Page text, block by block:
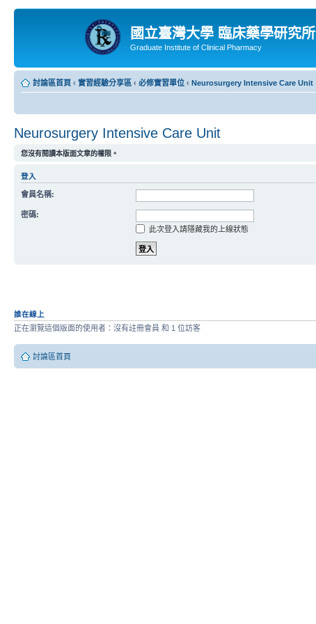
國立臺灣大學 臨床藥學研究所
Graduate Institute of Clinical Pharmacy
討論區首頁 ‹ 實習經驗分享區 ‹ 必修實習單位 ‹ Neurosurgery Intensive Care Unit
Neurosurgery Intensive Care Unit
您沒有閱讀本版面文章的權限。
登入
會員名稱:
密碼:
此次登入請隱藏我的上線狀態
誰在線上
正在瀏覽這個版面的使用者：沒有註冊會員 和 1 位訪客
討論區首頁